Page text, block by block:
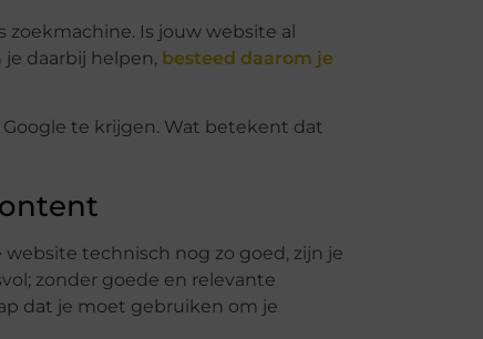
zoekmachine. Is jouw website al
je daarbij helpen, besteed daarom je
te krijgen. Wat betekent dat
technisch nog zo goed, zijn je
zonder goede en relevante
dat je moet gebruiken om je